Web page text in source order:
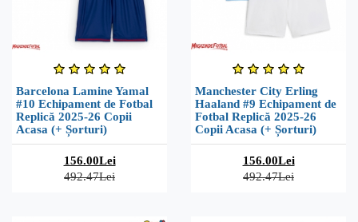
Barcelona Lamine Yamal
#10 Echipament de Fotbal
Replică 2025-26 Copii
Acasa (+ Șorturi)
156.00Lei
492.47Lei
Manchester City Erling
Haaland #9 Echipament de
Fotbal Replică 2025-26
Copii Acasa (+ Șorturi)
156.00Lei
492.47Lei